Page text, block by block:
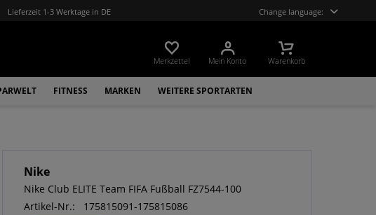
Lieferzeit 1-3 Werktage in DE Change language:
Merkzettel Mein Konto Warenkorb
FITNESS MARKEN WEITERE SPORTARTEN
Nike
Nike Club ELITE Team FIFA Fußball FZ7544-100
Artikel-Nr.:
175815091-175815086